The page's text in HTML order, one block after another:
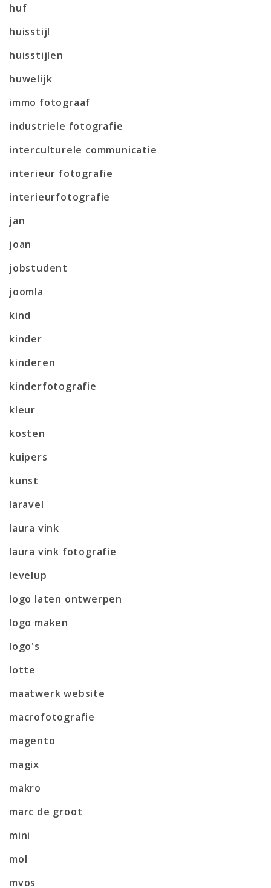
huf
huisstijl
huisstijlen
huwelijk
immo fotograaf
industriele fotografie
interculturele communicatie
interieur fotografie
interieurfotografie
jan
joan
jobstudent
joomla
kind
kinder
kinderen
kinderfotografie
kleur
kosten
kuipers
kunst
laravel
laura vink
laura vink fotografie
levelup
logo laten ontwerpen
logo maken
logo's
lotte
maatwerk website
macrofotografie
magento
magix
makro
marc de groot
mini
mol
mvos